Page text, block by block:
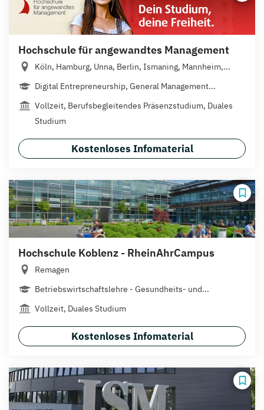
Hochschule für angewandtes Management
Köln, Hamburg, Unna, Berlin, Ismaning, Mannheim,...
Digital Entrepreneurship, General Management...
Vollzeit, Berufsbegleitendes Präsenzstudium, Duales
Studium
Kostenloses Infomaterial
Hochschule Koblenz - RheinAhrCampus
Remagen
Betriebswirtschaftslehre - Gesundheits- und...
Vollzeit, Duales Studium
Kostenloses Infomaterial